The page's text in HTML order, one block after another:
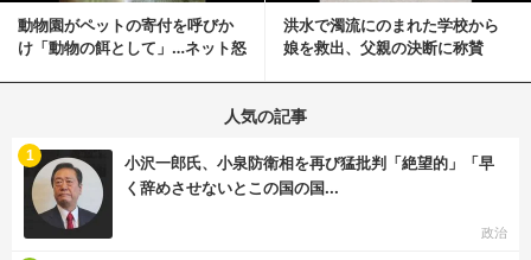
動物園がペットの寄付を呼びか
け「動物の餌として」…ネット怒
洪水で濁流にのまれた学校から
娘を救出、父親の決断に称賛
人気の記事
小沢一郎氏、小泉防衛相を再び猛批判「絶望的」「早
く辞めさせないとこの国の国...
政治
1